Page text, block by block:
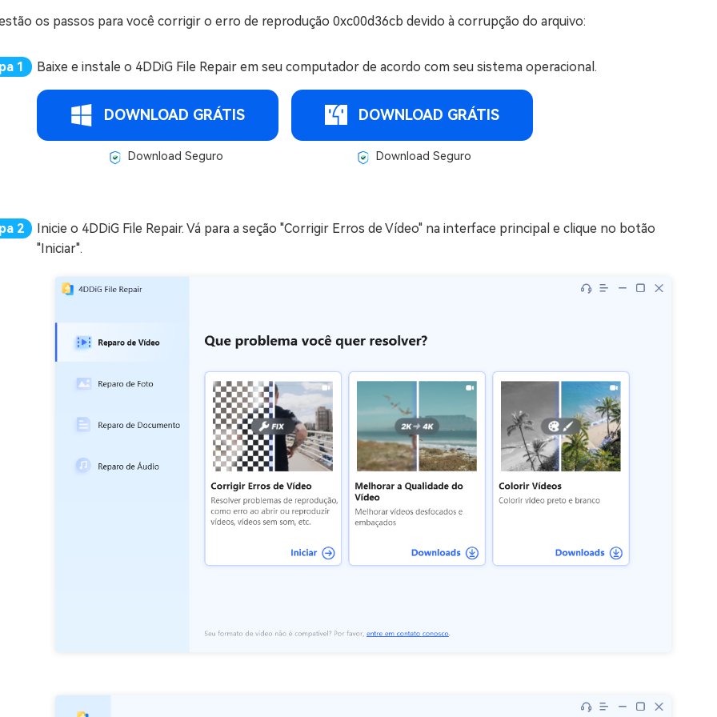
os passos para você corrigir o erro de reprodução 0xc00d36cb devido à corrupção do arquivo:
Baixe e instale o 4DDiG File Repair em seu computador de acordo com seu sistema operacional.
DOWNLOAD GRÁTIS
Download Seguro
DOWNLOAD GRÁTIS
Download Seguro
Inicie o 4DDiG File Repair. Vá para a seção "Corrigir Erros de Vídeo" na interface principal e clique no botão
"Iniciar".